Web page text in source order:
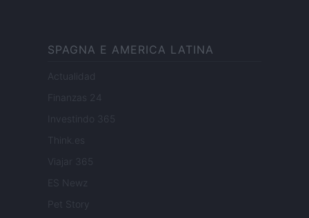
SPAGNA E AMERICA LATINA
Actualidad
Finanzas 24
Investindo 365
Think.es
Viajar 365
ES Newz
Pet Story